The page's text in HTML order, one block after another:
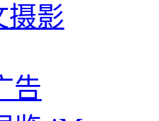
摄影
告